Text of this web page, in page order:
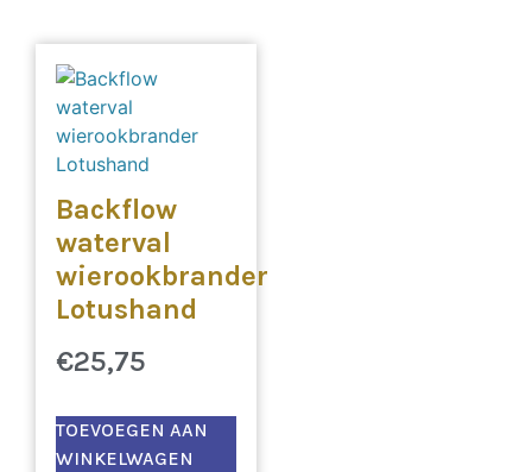
Backflow
waterval
wierookbrander
Lotushand
€25,75
TOEVOEGEN AAN
WINKELWAGEN